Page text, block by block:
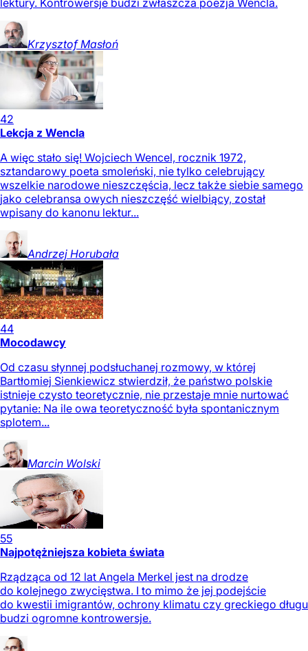
Krzysztof Masłoń
42
Lekcja z Wencla
A więc stało się! Wojciech Wencel, rocznik 1972,
sztandarowy poeta smoleński, nie tylko celebrujący
wszelkie narodowe nieszczęścia, lecz także siebie samego
jako celebransa owych nieszczęść wielbiący, został
wpisany do kanonu lektur...
Andrzej Horubała
44
Mocodawcy
Od czasu słynnej podsłuchanej rozmowy, w której
Bartłomiej Sienkiewicz stwierdził, że państwo polskie
istnieje czysto teoretycznie, nie przestaje mnie nurtować
pytanie: Na ile owa teoretyczność była spontanicznym
splotem...
Marcin Wolski
55
Najpotężniejsza kobieta świata
Rządząca od 12 lat Angela Merkel jest na drodze
do kolejnego zwycięstwa. I to mimo że jej podejście
do kwestii imigrantów, ochrony klimatu czy greckiego długu
budzi ogromne kontrowersje.